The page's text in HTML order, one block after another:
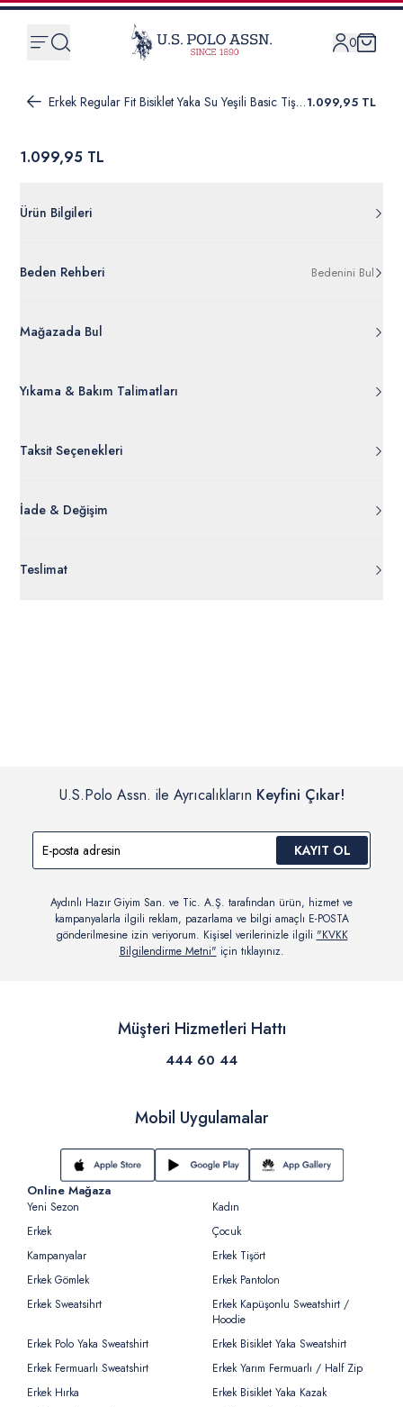
0
Erkek Regular Fit Bisiklet Yaka Su Yeşili Basic Tişört1.099,95 TL
1.099,95 TL
Ürün Bilgileri
%100 Pamuk
Ürün Bilgileri Ayrıntılarını Görüntüle
Beden Rehberi Bedenini Bul
Mağazada Bul
Yıkama & Bakım Talimatları
Taksit Seçenekleri
İade & Değişim
açılmamış ürünlerde
Teslimat
U.S.Polo Assn. ile Ayrıcalıkların Keyfini Çıkar!
KAYIT OL
Aydınlı Hazır Giyim San. ve Tic. A.Ş. tarafından ürün, hizmet ve
kampanyalarla ilgili reklam, pazarlama ve bilgi amaçlı E-POSTA
gönderilmesine izin veriyorum. Kişisel verilerinizle ilgili "KVKK
Bilgilendirme Metni" için tıklayınız.
Müşteri Hizmetleri Hattı
444 60 44
Mobil Uygulamalar
Online Mağaza
Yeni Sezon
Kadın
Erkek
Çocuk
Kampanyalar
Erkek Tişört
Erkek Gömlek
Erkek Pantolon
Erkek Sweatsihrt
Erkek Kapüşonlu Sweatshirt /
Hoodie
Erkek Polo Yaka Sweatshirt
Erkek Bisiklet Yaka Sweatshirt
Erkek Fermuarlı Sweatshirt
Erkek Yarım Fermuarlı / Half Zip
Erkek Hırka
Erkek Bisiklet Yaka Kazak